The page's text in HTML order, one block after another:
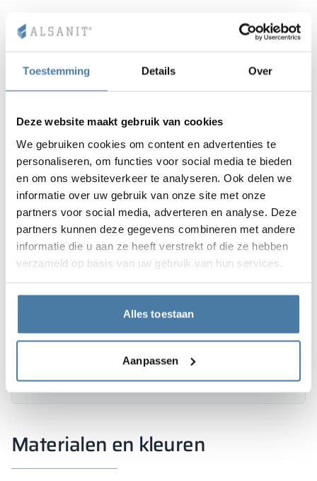
Toestemming Details Over
Deze website maakt gebruik van cookies
We gebruiken cookies om content en advertenties te
personaliseren, om functies voor social media te bieden
en om ons websiteverkeer te analyseren. Ook delen we
informatie over uw gebruik van onze site met onze
partners voor social media, adverteren en analyse. Deze
partners kunnen deze gegevens combineren met andere
informatie die u aan ze heeft verstrekt of die ze hebben
verzameld op basis van uw gebruik van hun services.
Alles toestaan
Aanpassen
Materialen en kleuren